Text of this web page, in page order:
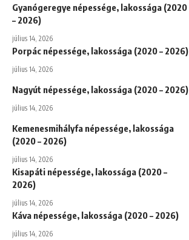
Gyanógeregye népessége, lakossága (2020
– 2026)
július 14, 2026
Porpác népessége, lakossága (2020 – 2026)
július 14, 2026
Nagyút népessége, lakossága (2020 – 2026)
július 14, 2026
Kemenesmihályfa népessége, lakossága
(2020 – 2026)
július 14, 2026
Kisapáti népessége, lakossága (2020 –
2026)
július 14, 2026
Káva népessége, lakossága (2020 – 2026)
július 14, 2026